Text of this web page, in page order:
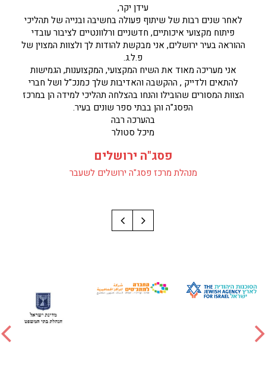
עידן יקר,
לאחר שנים רבות של שיתוף פעולה בחשיבה ובנייה של תהליכי
פיתוח מקצועי איכותיים, חדשניים ורלוונטיים לציבור עובדי
ההוראה בעיר ירושלים, אני מבקשת להודות לך ולצוות המצוין של
פ.ל.ג.
אני מעריכה מאוד את השיח המקצועי, המקצוענות, הגמישות
להתאים ולדייק , ההקשבה והאדיבות שלך כמנכ"ל ושל חברי
הצוות המסורים שהובילו והנחו בהצלחה תהליכי למידה הן במרכז
הפסג"ה והן בבתי ספר שונים בעיר.
בהערכה רבה
מיכל סטולר
פסג"ה ירושלים
מנהלת מרכז פסג"ה ירושלים לשעבר